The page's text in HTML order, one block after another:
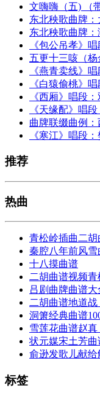
文嗨嗨（五) （
东北秧歌曲牌：
东北秧歌曲牌：
《包公吊孝》
五更十三咳（杨
《燕青卖线》
《白猿偷桃》
《西厢》唱段
《天缘配》唱
曲牌联缀曲例：
《寒江》唱段
推荐
热曲
青松岭插曲二
秦腔八年前风雪
十八摸曲谱
二胡曲谱视频
吕剧曲牌曲谱
二胡曲谱地道
洞箫经典曲谱
雪莲花曲谱赵
状元媒宋土芳
俞逊发歌儿献
标签